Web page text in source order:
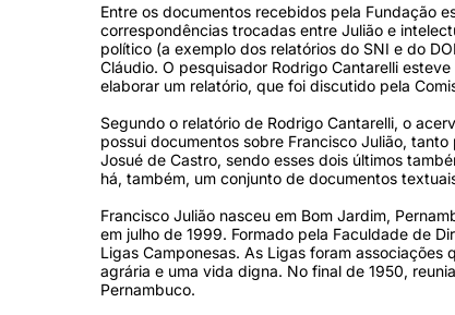
Entre os documentos recebidos pela Fundação
correspondências trocadas entre Julião e
político (a exemplo dos relatórios do SNI e do
Cláudio. O pesquisador Rodrigo Cantarelli
elaborar um relatório, que foi discutido pela
Segundo o relatório de Rodrigo Cantarelli, o
possui documentos sobre Francisco Julião,
Josué de Castro, sendo esses dois últimos
há, também, um conjunto de documentos
Francisco Julião nasceu em Bom Jardim,
em julho de 1999. Formado pela Faculdade de
Ligas Camponesas. As Ligas foram
agrária e uma vida digna. No final de 1950,
Pernambuco.